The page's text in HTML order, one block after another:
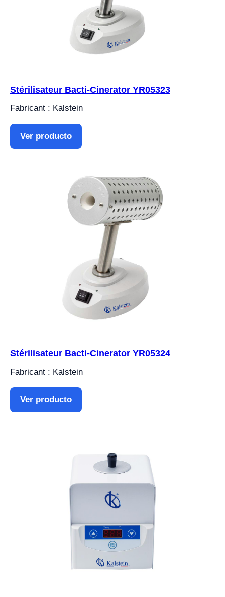
Stérilisateur Bacti-Cinerator YR05323
Fabricant : Kalstein
Ver producto
Stérilisateur Bacti-Cinerator YR05324
Fabricant : Kalstein
Ver producto